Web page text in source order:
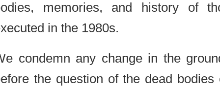
bodies, memories, and history of
executed in the 1980s.
We condemn any change in the
before the question of the dead